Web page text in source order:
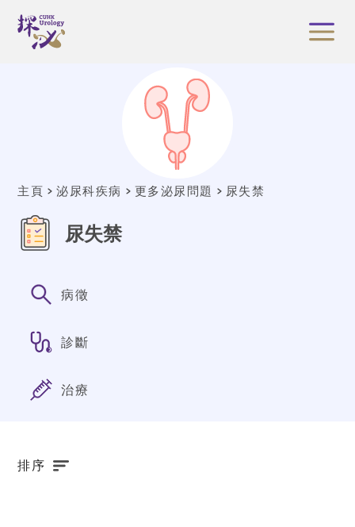
主頁 泌尿科疾病 更多泌尿問題 尿失禁
尿失禁
病徵
診斷
治療
排序